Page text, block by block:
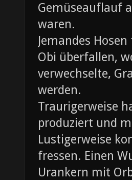
Gemüseauflauf
waren.
Jemandes
Obi überfallen,
verwechselte,
werden.
Traurigerweise
produziert und
Lustigerweise
fressen. Einen
Urankern mit